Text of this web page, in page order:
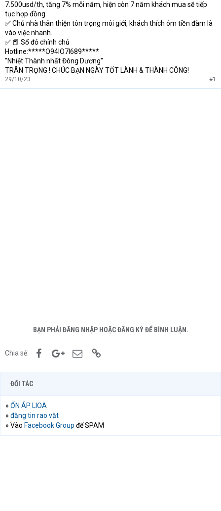
7.500usd/th, tăng 7% mỗi năm, hiện còn 7 năm khách mua sẽ tiếp
tục hợp đồng.
✅ Chủ nhà thân thiện tôn trọng môi giới, khách thích ôm tiền đàm là
vào việc nhanh.
✅ 📕 Sổ đỏ chính chủ
Hotline:*****O94lO7l689*****
"Nhiệt Thành nhất Đông Dương"
TRÂN TRỌNG ! CHÚC BẠN NGÀY TỐT LÀNH & THÀNH CÔNG!
29/10/23 #1
BẠN PHẢI ĐĂNG NHẬP HOẶC ĐĂNG KÝ ĐỂ BÌNH LUẬN.
Chia sẻ: FacebookGoogle+Email
ĐỐI TÁC
» ỔN ÁP LIOA
» đăng tin rao vặt
» Vào Facebook Group để SPAM